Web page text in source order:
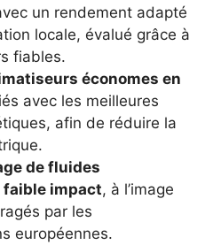
un rendement adapté
locale, évalué grâce à
fiables.
économes en
avec les meilleures
afin de réduire la
de fluides
impact, à l’image
par les
européennes.